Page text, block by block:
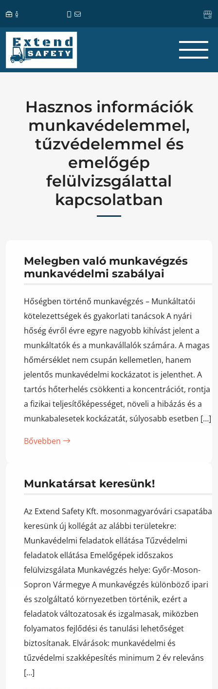
Hasznos információk
munkavédelemmel,
tűzvédelemmel és
emelőgép
felülvizsgálattal
kapcsolatban
Melegben való munkavégzés
munkavédelmi szabályai
Hőségben történő munkavégzés – Munkáltatói
kötelezettségek és gyakorlati tanácsok A nyári
hőség évről évre egyre nagyobb kihívást jelent a
munkáltatók és a munkavállalók számára. A magas
hőmérséklet nem csupán kellemetlen, hanem
jelentős munkavédelmi kockázatot is jelenthet. A
tartós hőterhelés csökkenti a koncentrációt, rontja
a fizikai teljesítőképességet, növeli a hibázás és a
munkabalesetek kockázatát, súlyosabb esetben […]
Bővebben
Munkatársat keresünk!
Az Extend Safety Kft. mosonmagyaróvári csapatába
keresünk új kollégát az alábbi területekre:
Munkavédelmi feladatok ellátása Tűzvédelmi
feladatok ellátása Emelőgépek időszakos
felülvizsgálata Munkavégzés helye: Győr-Moson-
Sopron Vármegye A munkavégzés különböző ipari
és szolgáltató környezetben történik, ezért a
feladatok változatosak és izgalmasak, miközben
folyamatos fejlődési és tanulási lehetőséget
biztosítanak. Elvárások: munkavédelmi és
tűzvédelmi szakképesítés minimum 2 év releváns
[…]